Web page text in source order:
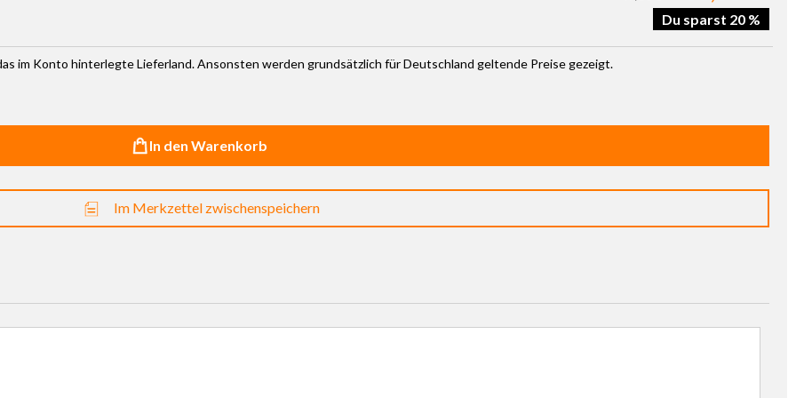
Du sparst 20 %
im Konto hinterlegte Lieferland. Ansonsten werden grundsätzlich für Deutschland geltende Preise gezeigt.
In den Warenkorb
Im Merkzettel zwischenspeichern